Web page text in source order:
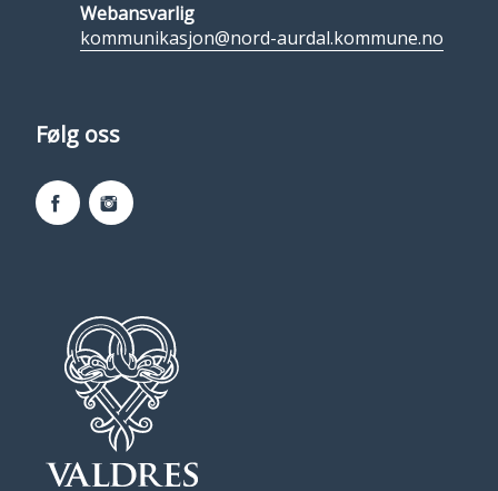
Webansvarlig
kommunikasjon@nord-aurdal.kommune.no
Følg oss
FacebookInstagram